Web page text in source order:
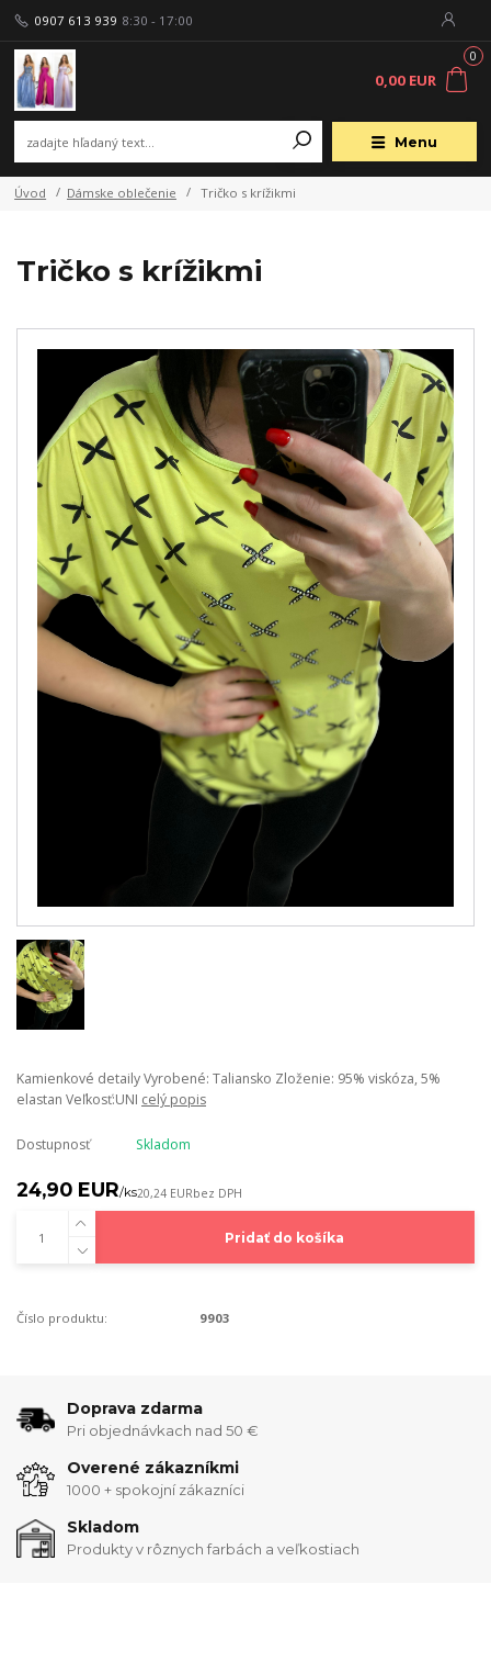
Menu
0907 613 939 8:30 - 17:00
0
0,00 EUR
Úvod Dámske oblečenie Tričko s krížikmi
Tričko s krížikmi
Kamienkové detaily Vyrobené: Taliansko Zloženie: 95% viskóza, 5%
elastan Veľkosť:UNI celý popis
Dostupnosť Skladom
24,90 EUR/ks20,24 EURbez DPH
Pridať do košíka
Číslo produktu: 9903
Doprava zdarma
Pri objednávkach nad 50 €
Overené zákazníkmi
1000 + spokojní zákazníci
Skladom
Produkty v rôznych farbách a veľkostiach